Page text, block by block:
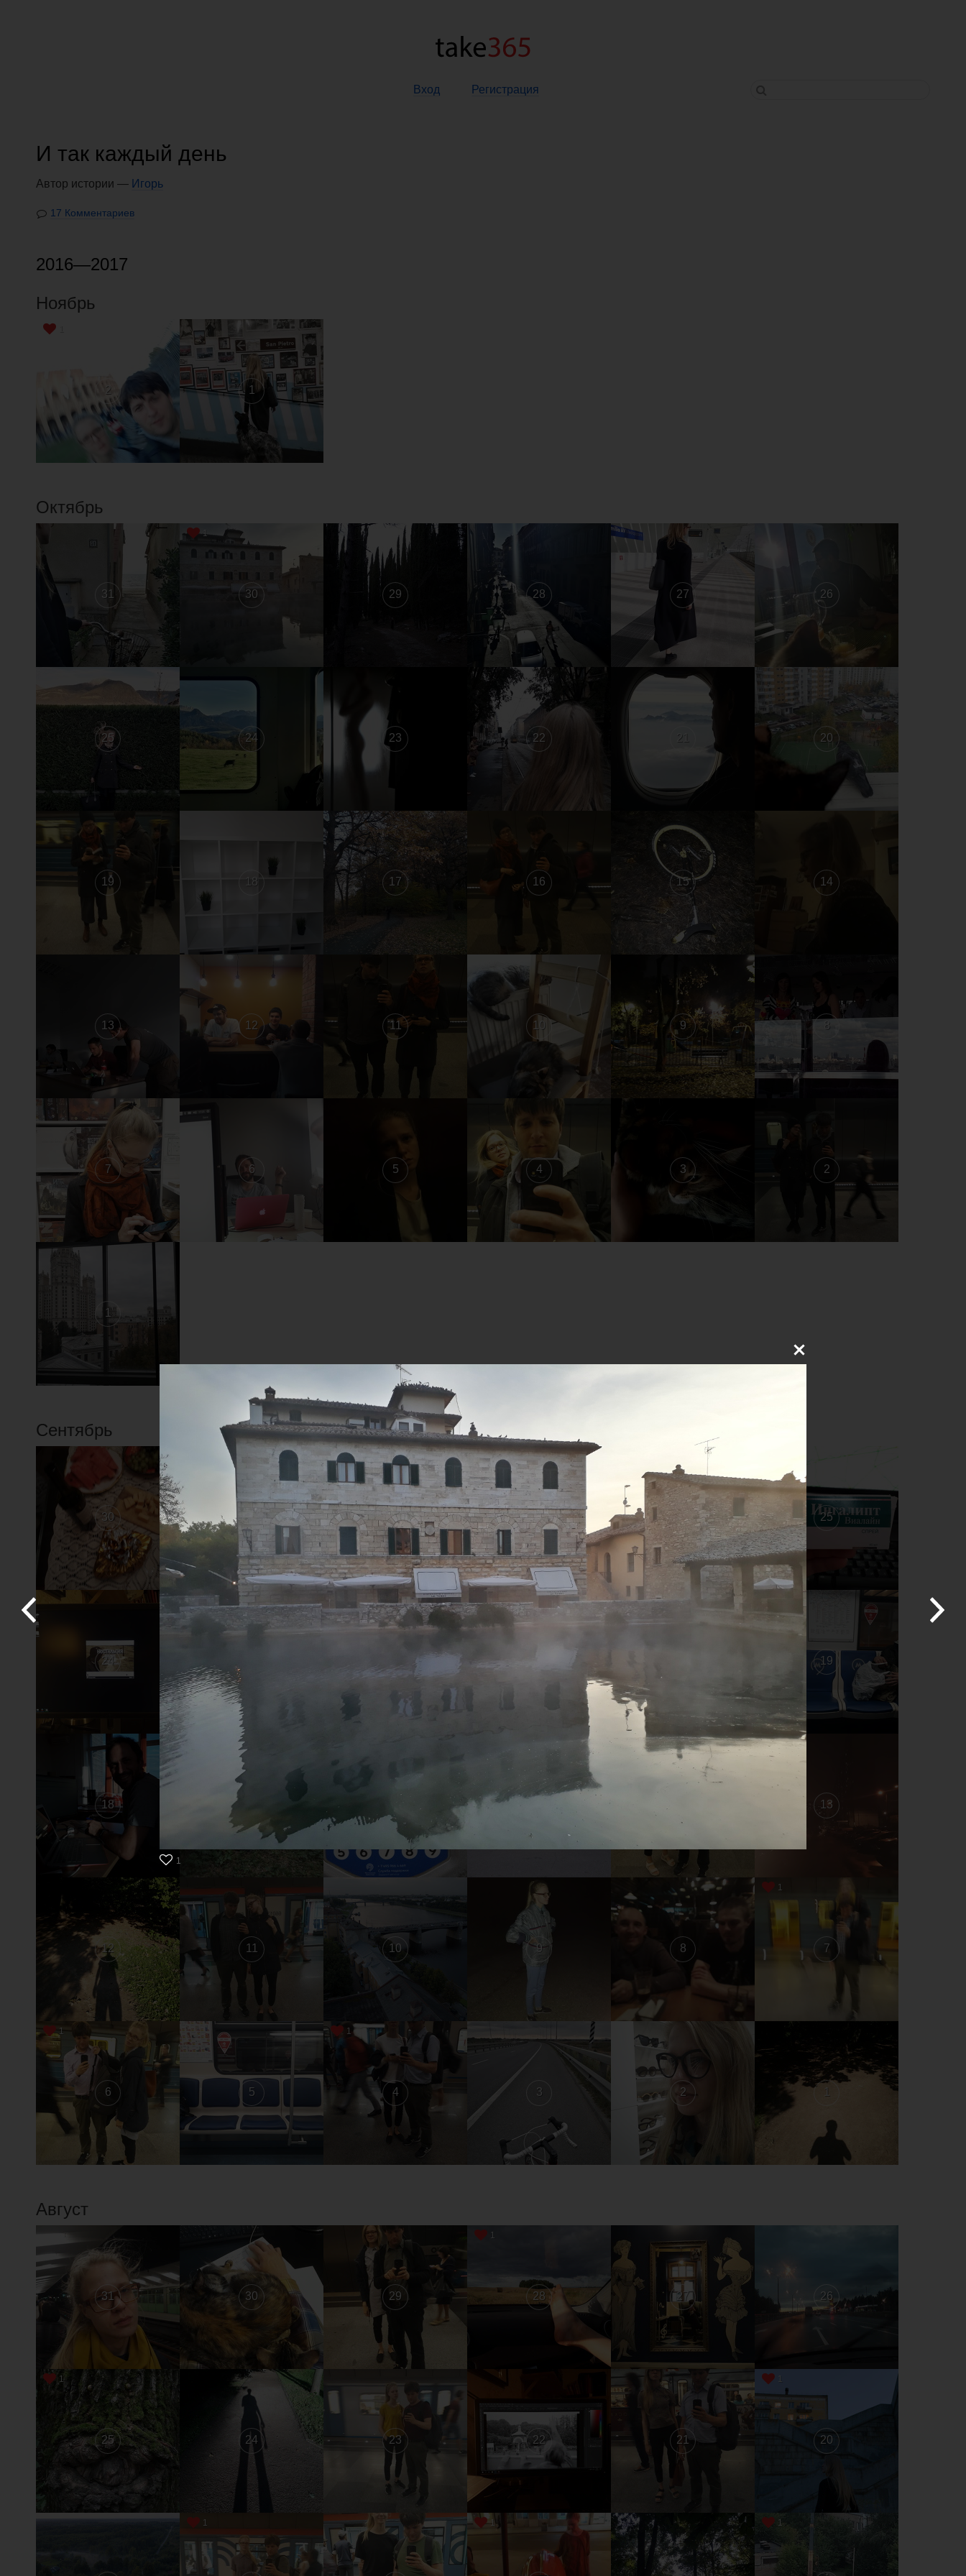
Вход Регистрация
И так каждый день
Автор истории — Игорь
17 Комментариев
2016—2017
Ноябрь
2 1
Октябрь
31 30
1
29 28 27 26
25 24 23 22 21 20
19 18 17 16 15 14
13 12 11 10 9 8
7 6 5 4 3 2
1
Сентябрь
30 29 28 27 26 25
24 19
18 13
12 11 10 9 8 7
1
6
1
5 4
1
3 2 1
Август
31 30 29 28
1
27 26
25
1
24 23 22 21 20
1
1 1 1
1